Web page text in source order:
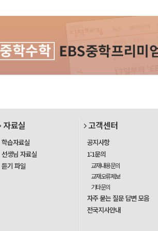
자료실
학습자료실
선생님 자료실
듣기 파일
고객센터
공지사항
1:1문의
교재내용문의
교재오류제보
기타문의
자주 묻는 질문 답변 모음
전국지사안내